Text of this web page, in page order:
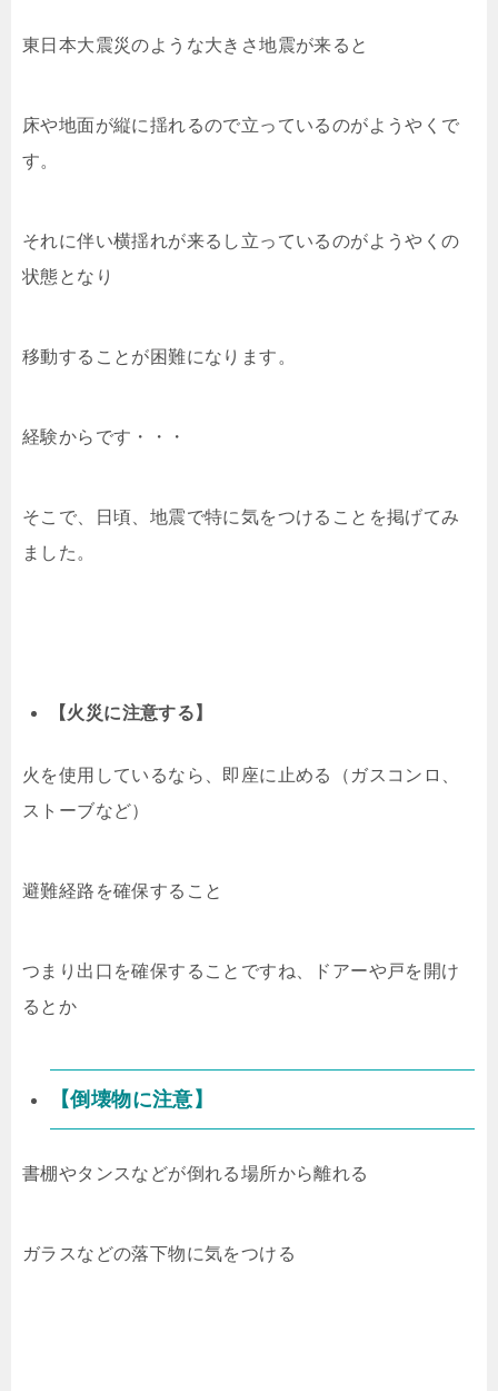
東日本大震災のような大きさ地震が来ると
床や地面が縦に揺れるので立っているのがようやくで
す。
それに伴い横揺れが来るし立っているのがようやくの
状態となり
移動することが困難になります。
経験からです・・・
そこで、日頃、地震で特に気をつけることを掲げてみ
ました。
【火災に注意する】
火を使用しているなら、即座に止める（ガスコンロ、
ストーブなど）
避難経路を確保すること
つまり出口を確保することですね、ドアーや戸を開け
るとか
【倒壊物に注意】
書棚やタンスなどが倒れる場所から離れる
ガラスなどの落下物に気をつける